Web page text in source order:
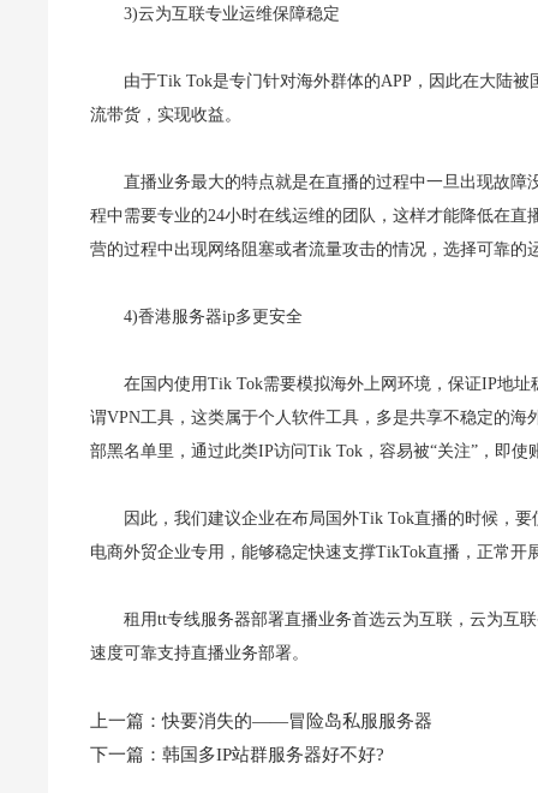
3)云为互联专业运维保障稳定
由于Tik Tok是专门针对海外群体的APP，因此在大陆
流带货，实现收益。
直播业务最大的特点就是在直播的过程中一旦出现故
程中需要专业的24小时在线运维的团队，这样才能降低在
营的过程中出现网络阻塞或者流量攻击的情况，选择可靠的
4)香港服务器ip多更安全
在国内使用Tik Tok需要模拟海外上网环境，保证IP地
谓VPN工具，这类属于个人软件工具，多是共享不稳定的
部黑名单里，通过此类IP访问Tik Tok，容易被“关注”，即
因此，我们建议企业在布局国外Tik Tok直播的时候，
电商外贸企业专用，能够稳定快速支撑TikTok直播，正常开
租用tt专线服务器部署直播业务首选云为互联，云为互
速度可靠支持直播业务部署。
上一篇：快要消失的——冒险岛私服服务器
下一篇： 韩国多IP站群服务器好不好?